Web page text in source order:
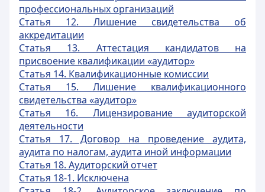
профессиональных организаций
Статья 12. Лишение свидетельства об
аккредитации
Статья 13. Аттестация кандидатов на
присвоение квалификации «аудитор»
Статья 14. Квалификационные комиссии
Статья 15. Лишение квалификационного
свидетельства «аудитор»
Статья 16. Лицензирование аудиторской
деятельности
Статья 17. Договор на проведение аудита,
аудита по налогам, аудита иной информации
Статья 18. Аудиторский отчет
Статья 18-1. Исключена